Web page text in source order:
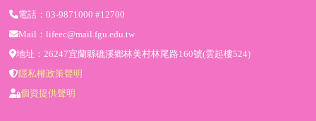
電話：03-9871000 #12700
Mail：lifeec@mail.fgu.edu.tw
地址：26247宜蘭縣礁溪鄉林美村林尾路160號(雲起樓524)
隱私權政策聲明
個資提供聲明